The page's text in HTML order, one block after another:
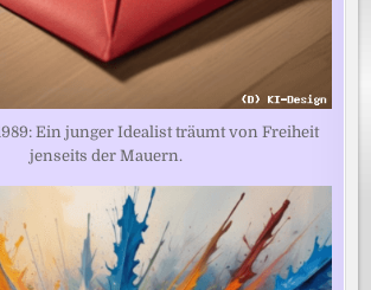
Ein junger Idealist träumt von Freiheit
jenseits der Mauern.